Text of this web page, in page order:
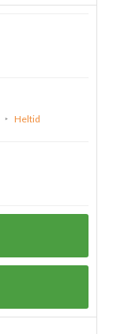
Heltid